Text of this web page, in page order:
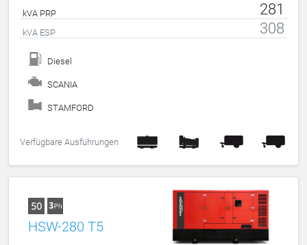
kVA PRP 281
kVA ESP 308
Diesel
SCANIA
STAMFORD
Verfügbare Ausführungen
HSW-280 T5